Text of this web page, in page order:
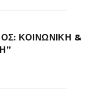
ΚΟΙΝΩΝΙΚΗ &